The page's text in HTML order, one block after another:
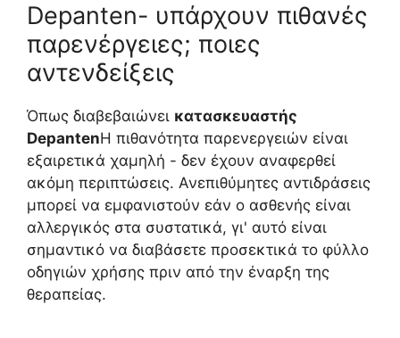
Depanten- υπάρχουν πιθανές
παρενέργειες; ποιες
αντενδείξεις
Όπως διαβεβαιώνει κατασκευαστής
DepantenΗ πιθανότητα παρενεργειών είναι
εξαιρετικά χαμηλή - δεν έχουν αναφερθεί
ακόμη περιπτώσεις. Ανεπιθύμητες αντιδράσεις
μπορεί να εμφανιστούν εάν ο ασθενής είναι
αλλεργικός στα συστατικά, γι' αυτό είναι
σημαντικό να διαβάσετε προσεκτικά το φύλλο
οδηγιών χρήσης πριν από την έναρξη της
θεραπείας.